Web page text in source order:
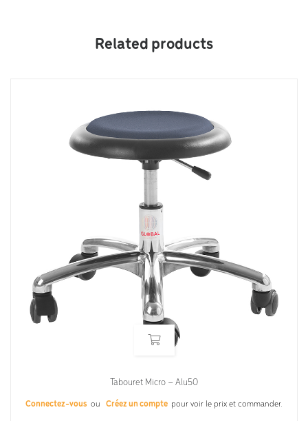
Related products
Tabouret Micro – Alu50
Connectez-vous ou Créez un compte pour voir le prix et commander.